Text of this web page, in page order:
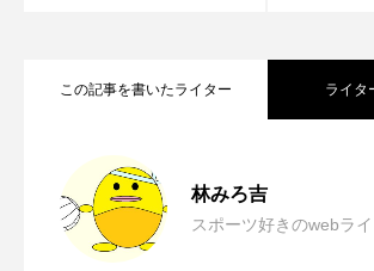
この記事を書いたライター ライタ
林みろ吉
スポーツ好きのwebラ
2022.04.09
2022.03.25